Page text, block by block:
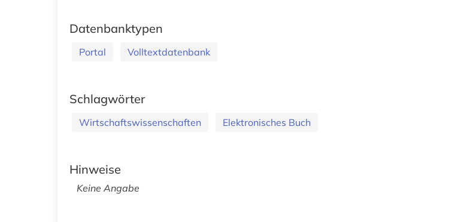
Datenbanktypen
Portal Volltextdatenbank
Schlagwörter
Wirtschaftswissenschaften Elektronisches Buch
Hinweise
Keine Angabe